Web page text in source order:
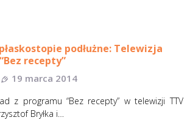
podłużne: Telewizja
recepty”
19 marca 2014
z programu “Bez recepty” w telewizji TTV
Bryłka i…